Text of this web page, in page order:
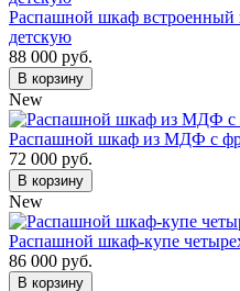
Распашной шкаф
детскую
88 000 руб.
В корзину
New
Распашной шкаф из МДФ с
72 000 руб.
В корзину
New
Распашной шкаф-купе
86 000 руб.
В корзину